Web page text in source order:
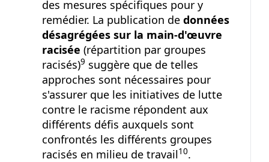
des mesures spécifiques pour y
remédier. La publication de données
désagrégées sur la main-d'œuvre
racisée (répartition par groupes
racisés)Note de bas de page
9 suggère que de telles
approches sont nécessaires pour
s'assurer que les initiatives de lutte
contre le racisme répondent aux
différents défis auxquels sont
confrontés les différents groupes
racisés en milieu de travailNote de bas de page
10.